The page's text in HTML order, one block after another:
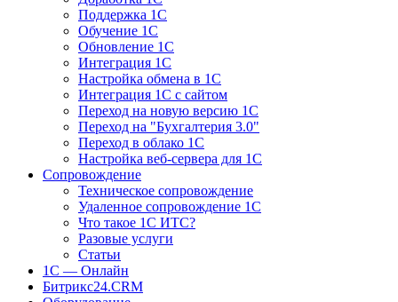
Поддержка 1С
Обучение 1С
Обновление 1С
Интеграция 1С
Настройка обмена в 1С
Интеграция 1С с сайтом
Переход на новую версию 1С
Переход на "Бухгалтерия 3.0"
Переход в облако 1С
Настройка веб-сервера для 1С
Сопровождение
Техническое сопровождение
Удаленное сопровождение 1С
Что такое 1С ИТС?
Разовые услуги
Статьи
1С — Онлайн
Битрикс24.CRM